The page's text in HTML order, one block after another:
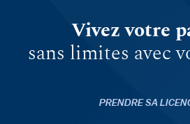
Vivez votre
sans limites avec
PRENDRE SA